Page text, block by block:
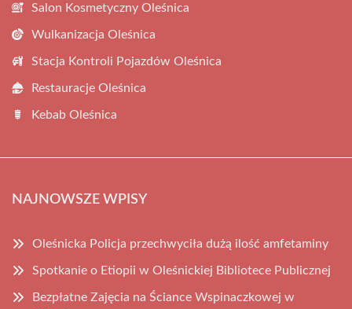
Salon Kosmetyczny Oleśnica
Wulkanizacja Oleśnica
Stacja Kontroli Pojazdów Oleśnica
Restauracje Oleśnica
Kebab Oleśnica
NAJNOWSZE WPISY
Oleśnicka Policja przechwyciła dużą ilość amfetaminy
Spotkanie o Etiopii w Oleśnickiej Bibliotece Publicznej
Bezpłatne Zajęcia na Ściance Wspinaczkowej w